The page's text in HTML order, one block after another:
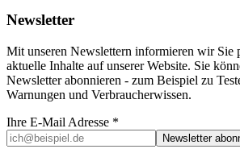
Newsletter
Mit unseren Newslettern informieren wir Sie
aktuelle Inhalte auf unserer Website. Sie
Newsletter abonnieren - zum Beispiel zu
Warnungen und Verbraucherwissen.
Ihre E-Mail Adresse *
Newsletter